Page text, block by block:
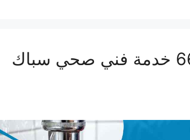
سباك البدع 66817766 خدمة فني صحي سباك